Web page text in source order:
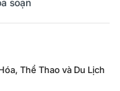
soạn
Thể Thao và Du Lịch